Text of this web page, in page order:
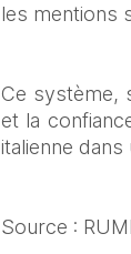
les mentions
Ce système,
et la
italienne
Source :